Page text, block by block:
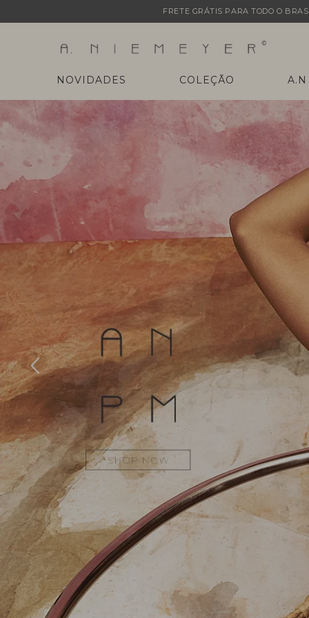
FRETE GRÁTIS PARA TODO O
NOVIDADES COLEÇÃO